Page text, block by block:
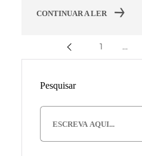
CONTINUAR A LER
1 …
Pesquisar
S